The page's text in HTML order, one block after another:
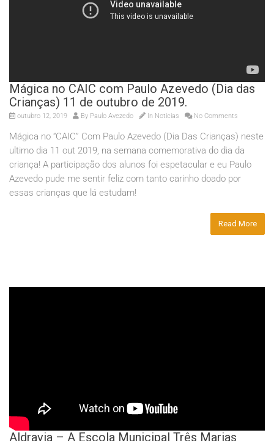
Mágica no CAIC com Paulo Azevedo (Dia das
Crianças) 11 de outubro de 2019.
outubro 12, 2019 By Paulo Avezedo In Noticias No Comments
Mágica no “CAIC” Com Paulo Azevedo (Dia Das Crianças) neste
ultimo dia 11 out 2019, na semana comemorativa do dia da
criança! A participação dos alunos foi espetacular e eu Paulo
Azevedo pude me sentir feliz com tanto carinho doado por
essas crianças que lá estudam!
Read More
Aldravia – A Escola Municipal Três Marias